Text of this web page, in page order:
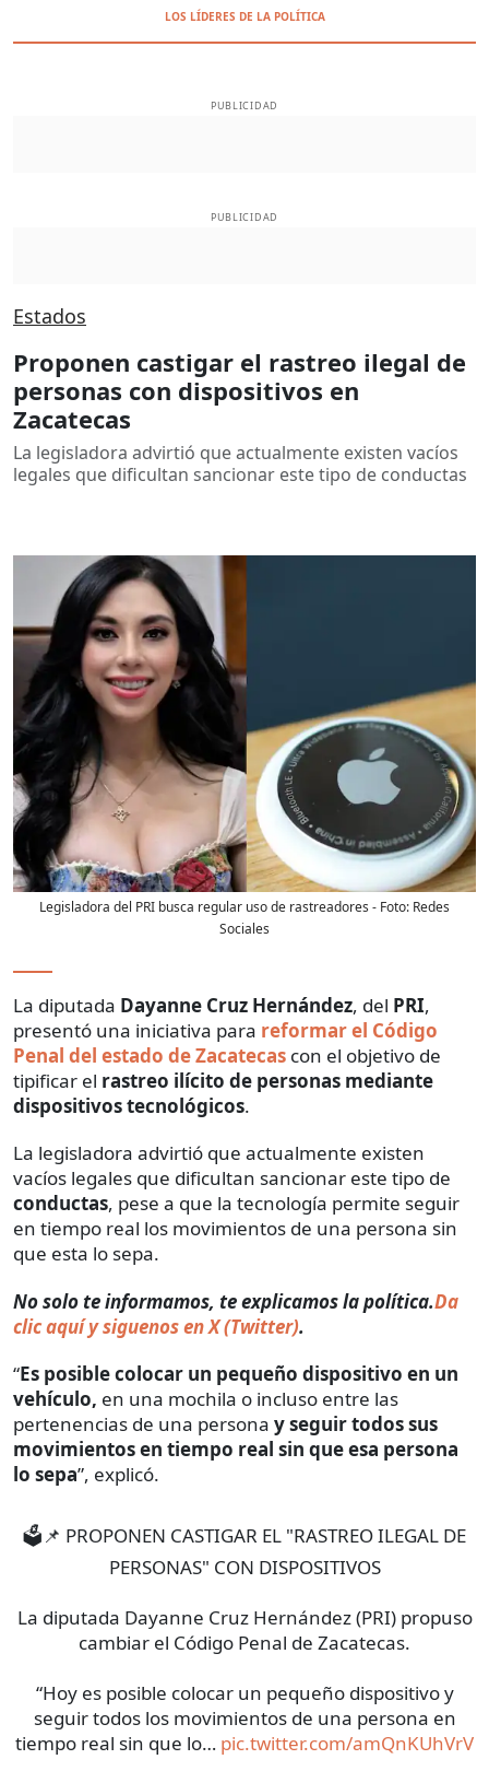
LOS LÍDERES DE LA POLÍTICA
PUBLICIDAD
PUBLICIDAD
Estados
Proponen castigar el rastreo ilegal de
personas con dispositivos en
Zacatecas
La legisladora advirtió que actualmente existen vacíos
legales que dificultan sancionar este tipo de conductas
Legisladora del PRI busca regular uso de rastreadores - Foto: Redes
Sociales
La diputada Dayanne Cruz Hernández, del PRI,
presentó una iniciativa para reformar el Código
Penal del estado de Zacatecas con el objetivo de
tipificar el rastreo ilícito de personas mediante
dispositivos tecnológicos.
La legisladora advirtió que actualmente existen
vacíos legales que dificultan sancionar este tipo de
conductas, pese a que la tecnología permite seguir
en tiempo real los movimientos de una persona sin
que esta lo sepa.
​​No solo te informamos, te explicamos la política.Da
clic aquí y siguenos en X (Twitter).
“Es posible colocar un pequeño dispositivo en un
vehículo, en una mochila o incluso entre las
pertenencias de una persona y seguir todos sus
movimientos en tiempo real sin que esa persona
lo sepa”, explicó.
🗳️📌 PROPONEN CASTIGAR EL "RASTREO ILEGAL DE
PERSONAS" CON DISPOSITIVOS
La diputada Dayanne Cruz Hernández (PRI) propuso
cambiar el Código Penal de Zacatecas.
“Hoy es posible colocar un pequeño dispositivo y
seguir todos los movimientos de una persona en
tiempo real sin que lo… pic.twitter.com/amQnKUhVrV